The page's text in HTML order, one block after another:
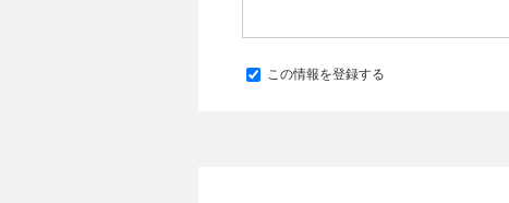
この情報を登録する